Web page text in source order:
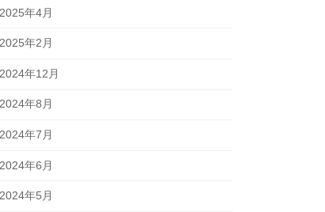
2025年4月
2025年2月
2024年12月
2024年8月
2024年7月
2024年6月
2024年5月